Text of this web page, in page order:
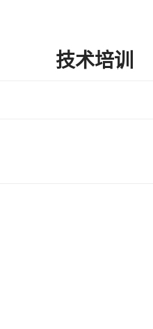
技术培训